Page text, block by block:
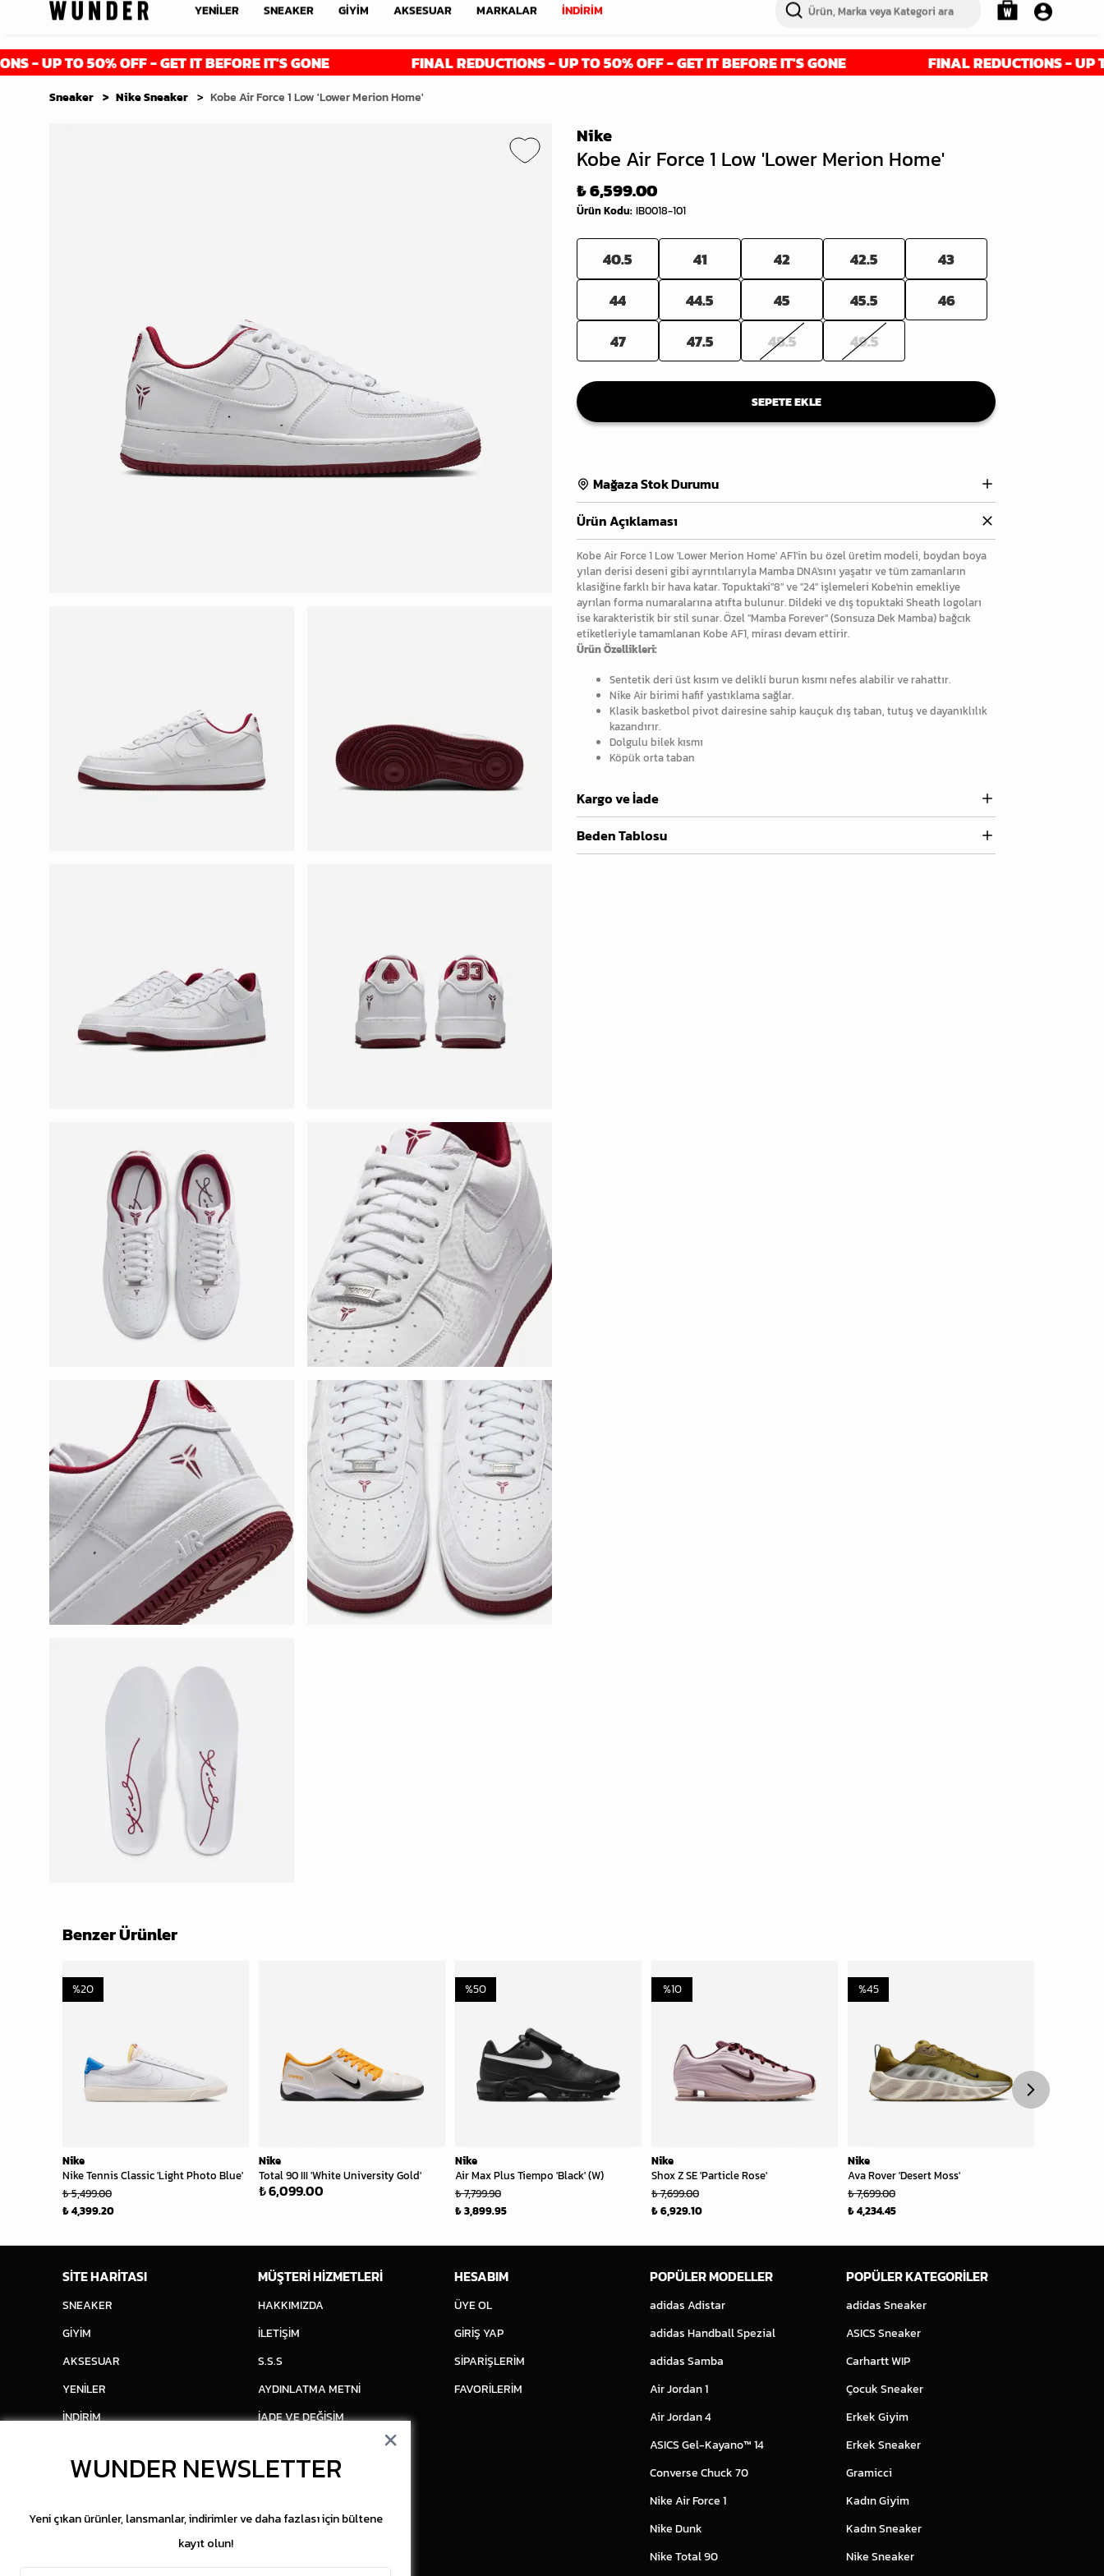
50% OFF - GET IT BEFORE IT'S GONE FINAL REDUCTIONS - UP TO 50% OFF - GET IT BEFORE IT'S GONE FINAL REDUCTIONS - UP TO 50%
Sneaker Nike Sneaker Kobe Air Force 1 Low 'Lower Merion Home'
Nike
Kobe Air Force 1 Low 'Lower Merion Home'
₺ 6,599.00
Ürün Kodu: IB0018-101
40.5 41 42 42.5
43
44
44.5 45 45.5
46
47
47.5 48.5 49.5
SEPETE EKLE
Mağaza Stok Durumu
Ürün Açıklaması
Kobe Air Force 1 Low 'Lower Merion Home' AF1'in bu özel üretim modeli, boydan boya
yılan derisi deseni gibi ayrıntılarıyla Mamba DNA'sını yaşatır ve tüm zamanların
klasiğine farklı bir hava katar. Topuktaki"8" ve "24" işlemeleri Kobe'nin emekliye
ayrılan forma numaralarına atıfta bulunur. Dildeki ve dış topuktaki Sheath logoları
ise karakteristik bir stil sunar. Özel "Mamba Forever" (Sonsuza Dek Mamba) bağcık
etiketleriyle tamamlanan Kobe AF1, mirası devam ettirir.
Ürün Özellikleri:
Sentetik deri üst kısım ve delikli burun kısmı nefes alabilir ve rahattır.
Nike Air birimi hafif yastıklama sağlar.
Klasik basketbol pivot dairesine sahip kauçuk dış taban, tutuş ve dayanıklılık
kazandırır.
Dolgulu bilek kısmı
Köpük orta taban
Kargo ve İade
Beden Tablosu
Benzer Ürünler
Nike
Nike Tennis Classic 'Light Photo Blue'
%20
₺ 5,499.00
₺ 4,399.20
Nike
Total 90 III 'White University Gold'
₺ 6,099.00
Nike
Air Max Plus Tiempo 'Black' (W)
%50
₺ 7,799.90
₺ 3,899.95
Nike
Shox Z SE 'Particle Rose'
%10
₺ 7,699.00
₺ 6,929.10
Nike
Ava Rover 'Desert Moss'
%45
₺ 7,699.00
₺ 4,234.45
SİTE HARİTASI
SNEAKER
GİYİM
AKSESUAR
YENİLER
İNDİRİM
MÜŞTERİ HİZMETLERİ
HAKKIMIZDA
İLETİŞİM
S.S.S
AYDINLATMA METNİ
İADE VE DEĞİŞİM
HESABIM
ÜYE OL
GİRİŞ YAP
SİPARİŞLERİM
FAVORİLERİM
POPÜLER MODELLER
adidas Adistar
adidas Handball Spezial
adidas Samba
Air Jordan 1
Air Jordan 4
ASICS Gel-Kayano™ 14
Converse Chuck 70
Nike Air Force 1
Nike Dunk
Nike Total 90
POPÜLER KATEGORİLER
adidas Sneaker
ASICS Sneaker
Carhartt WIP
Çocuk Sneaker
Erkek Giyim
Erkek Sneaker
Gramicci
Kadın Giyim
Kadın Sneaker
Nike Sneaker
WUNDER NEWSLETTER
Yeni çıkan ürünler, lansmanlar, indirimler ve daha fazlası için bültene
kayıt olun!